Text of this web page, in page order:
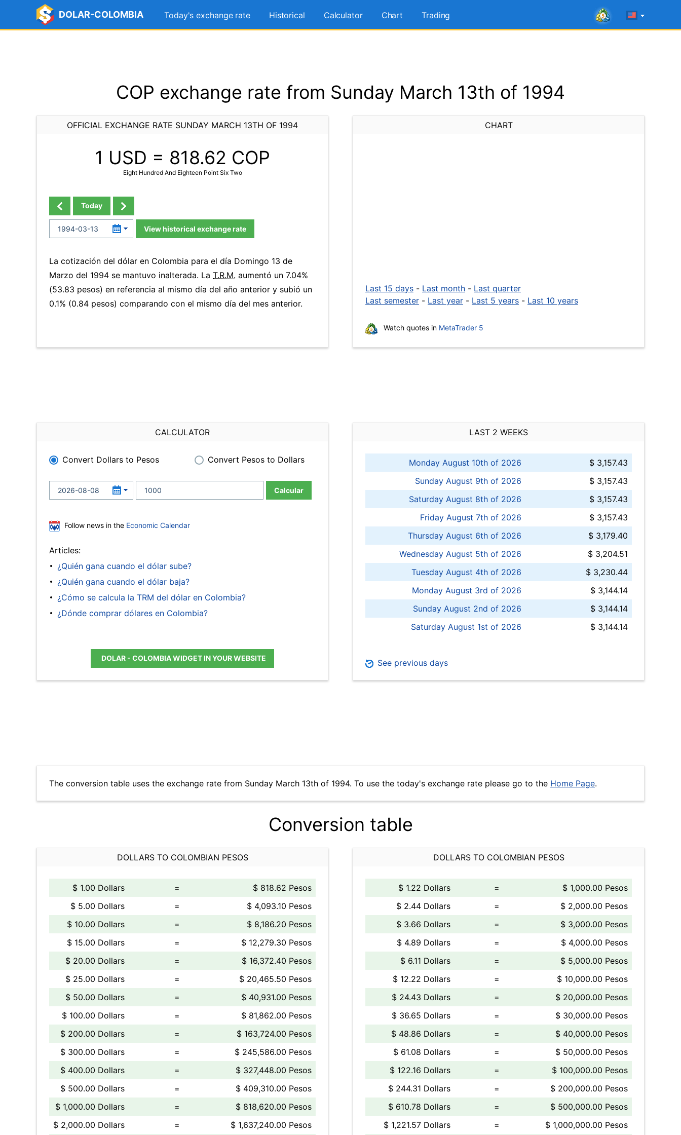
DOLAR-COLOMBIA Today's exchange rate Historical Calculator Chart Trading
COP exchange rate from Sunday March 13th of 1994
OFFICIAL EXCHANGE RATE SUNDAY MARCH 13TH OF 1994
1 USD = 818.62 COP
Eight Hundred And Eighteen Point Six Two
Today
View historical exchange rate
La cotización del dólar en Colombia para el día Domingo 13 de
Marzo del 1994 se mantuvo inalterada. La T.R.M. aumentó un 7.04%
(53.83 pesos) en referencia al mismo día del año anterior y subió un
0.1% (0.84 pesos) comparando con el mismo día del mes anterior.
CHART
Last 15 days - Last month - Last quarter
Last semester - Last year - Last 5 years - Last 10 years
Watch quotes in MetaTrader 5
CALCULATOR
Convert Dollars to Pesos Convert Pesos to Dollars
Calcular
Follow news in the Economic Calendar
Articles:
¿Quién gana cuando el dólar sube?
¿Quién gana cuando el dólar baja?
¿Cómo se calcula la TRM del dólar en Colombia?
¿Dónde comprar dólares en Colombia?
DOLAR - COLOMBIA WIDGET IN YOUR WEBSITE
LAST 2 WEEKS
Monday August 10th of 2026
$ 3,157.43
Sunday August 9th of 2026
$ 3,157.43
Saturday August 8th of 2026
$ 3,157.43
Friday August 7th of 2026
$ 3,157.43
Thursday August 6th of 2026
$ 3,179.40
Wednesday August 5th of 2026
$ 3,204.51
Tuesday August 4th of 2026
$ 3,230.44
Monday August 3rd of 2026
$ 3,144.14
Sunday August 2nd of 2026
$ 3,144.14
Saturday August 1st of 2026
$ 3,144.14
See previous days
The conversion table uses the exchange rate from Sunday March 13th of 1994. To use the today's exchange rate please go to the Home Page.
Conversion table
DOLLARS TO COLOMBIAN PESOS
$ 1.00 Dollars =
$ 818.62 Pesos
$ 5.00 Dollars
=
$ 4,093.10 Pesos
$ 10.00 Dollars
=
$ 8,186.20 Pesos
$ 15.00 Dollars
=
$ 12,279.30 Pesos
$ 20.00 Dollars
=
$ 16,372.40 Pesos
$ 25.00 Dollars
=
$ 20,465.50 Pesos
$ 50.00 Dollars
=
$ 40,931.00 Pesos
$ 100.00 Dollars
=
$ 81,862.00 Pesos
$ 200.00 Dollars
=
$ 163,724.00 Pesos
$ 300.00 Dollars
=
$ 245,586.00 Pesos
$ 400.00 Dollars
=
$ 327,448.00 Pesos
$ 500.00 Dollars
=
$ 409,310.00 Pesos
$ 1,000.00 Dollars
=
$ 818,620.00 Pesos
$ 2,000.00 Dollars
= $ 1,637,240.00 Pesos
DOLLARS TO COLOMBIAN PESOS
$ 1.22 Dollars =
$ 1,000.00 Pesos
$ 2.44 Dollars
=
$ 2,000.00 Pesos
$ 3.66 Dollars
=
$ 3,000.00 Pesos
$ 4.89 Dollars
=
$ 4,000.00 Pesos
$ 6.11 Dollars
=
$ 5,000.00 Pesos
$ 12.22 Dollars
=
$ 10,000.00 Pesos
$ 24.43 Dollars
=
$ 20,000.00 Pesos
$ 36.65 Dollars
=
$ 30,000.00 Pesos
$ 48.86 Dollars
=
$ 40,000.00 Pesos
$ 61.08 Dollars
=
$ 50,000.00 Pesos
$ 122.16 Dollars
=
$ 100,000.00 Pesos
$ 244.31 Dollars
=
$ 200,000.00 Pesos
$ 610.78 Dollars
=
$ 500,000.00 Pesos
$ 1,221.57 Dollars
= $ 1,000,000.00 Pesos